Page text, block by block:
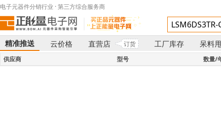
电子元器件分销行业 · 第三方综合服务商
精准推送 云价格 直营店 订货 工厂库存 呆料
供应商 型号 数量/
}